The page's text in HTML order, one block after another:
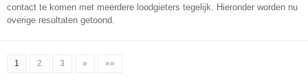
contact te komen met meerdere loodgieters tegelijk. Hieronder worden nu
overige resultaten getoond.
1 2 3 » »»